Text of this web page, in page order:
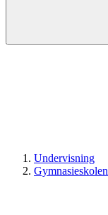
Undervisning
Gymnasieskolen